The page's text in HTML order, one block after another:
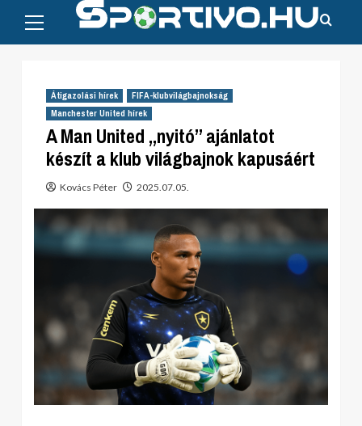
content
Menu
Átigazolási hírek
FIFA-klubvilágbajnokság
Manchester United hírek
A Man United „nyitó” ajánlatot
készít a klub világbajnok kapusáért
Kovács Péter 2025.07.05.